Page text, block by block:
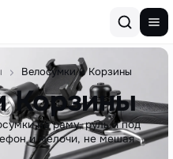
Велосумки и Корзины
Корзины
на раму, руль и под
и мелочи, не мешая